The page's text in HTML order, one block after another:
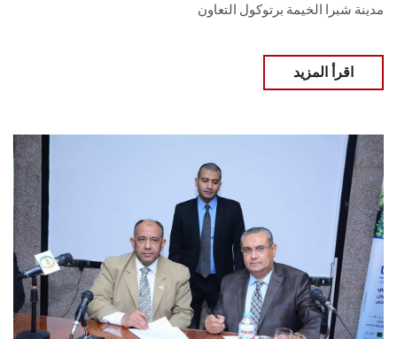
مدينة شبرا الخيمة برتوكول التعاون
اقرأ المزيد